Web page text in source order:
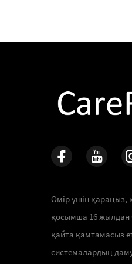
Өмір үшін қараңыз,
қосымша 16 жылдан
қайта қамтамасыз
системалардың